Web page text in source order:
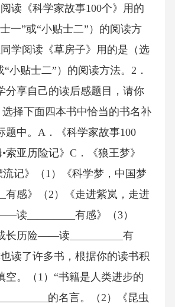
阅读《科学家故事100个》用的
一”或“小贴士二”）的阅读方
学阅读《草房子》用的是（选
“小贴士二”）的阅读方法。2．
分享自己的读后感题目，请你
择下面四本书中恰当的书名补
题中。A．《科学家故事100
索亚历险记》C．《狼王梦》
记》（1）《科学梦，中国梦
感》（2）《走进紫岚，走进
读_________有感》（3）
长历险——读__________有
读了许多书，根据你的读书积
空。（1）“书籍是人类进步的
的名言。（2）《昆虫